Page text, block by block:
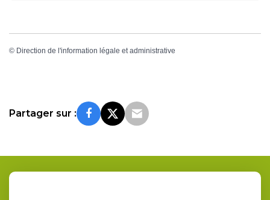
© Direction de l'information légale et administrative
Partager sur :